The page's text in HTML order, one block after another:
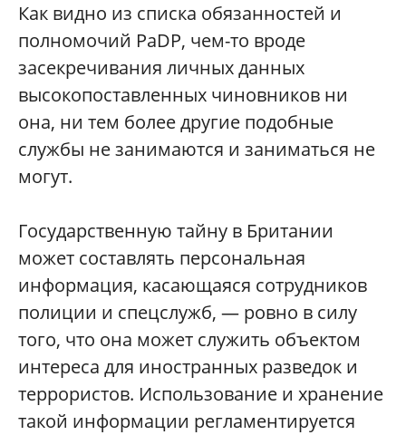
Как видно из списка обязанностей и
полномочий PaDP, чем-то вроде
засекречивания личных данных
высокопоставленных чиновников ни
она, ни тем более другие подобные
службы не занимаются и заниматься не
могут.
Государственную тайну в Британии
может составлять персональная
информация, касающаяся сотрудников
полиции и спецслужб, — ровно в силу
того, что она может служить объектом
интереса для иностранных разведок и
террористов. Использование и хранение
такой информации регламентируется